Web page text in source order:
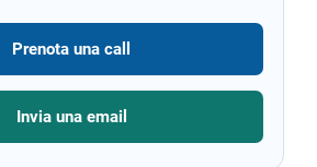
Prenota una call
Invia una email